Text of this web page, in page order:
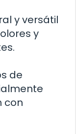
y versátil
y
de
con